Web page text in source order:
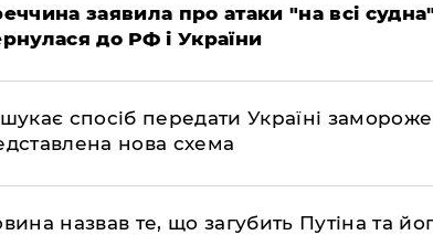
заявила про атаки "на всі
до РФ і України
спосіб передати Україні
​​нова схема
назвав те, що загубить Путіна та